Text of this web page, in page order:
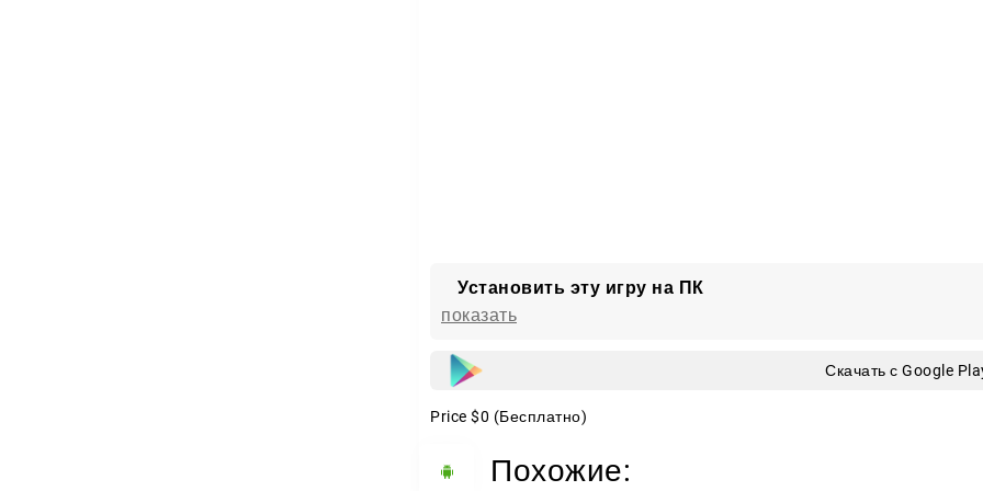
Установить эту игру на ПК
показать
Скачать с Google
Price $0 (Бесплатно)
Похожие: